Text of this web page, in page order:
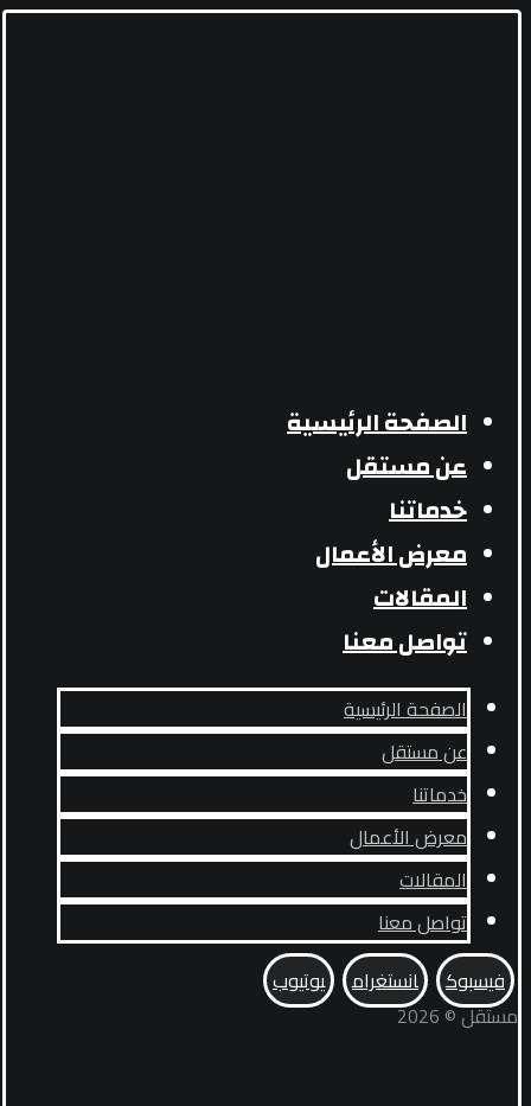
الصفحة الرئيسية
عن مستقل
خدماتنا
معرض الأعمال
المقالات
تواصل معنا
الصفحة الرئيسية
عن مستقل
خدماتنا
معرض الأعمال
المقالات
تواصل معنا
فيسبوك
انستغرام
يوتيوب
مستقل © 2026